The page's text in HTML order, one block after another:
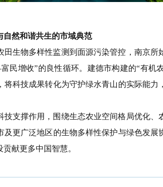
自然和谐共生的市域典范
生物多样性监测到面源污染管控， 南京所
民增收”的良性循环。建德市构建的“有机
将科技成果转化为守护绿水青山的实际能力
技支撑作用，围绕生态农业空间格局优化、
及更广泛地区的生物多样性保护与绿色发展
献更多中国智慧。